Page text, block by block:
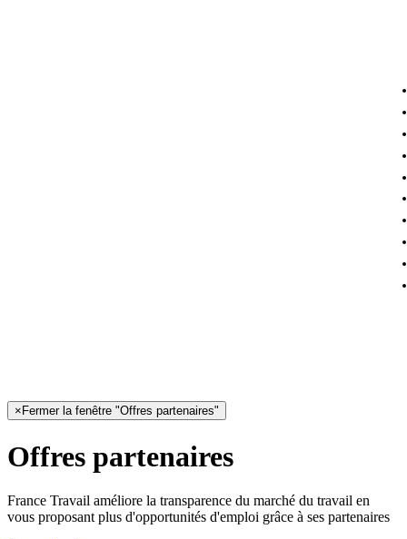
× Fermer la fenêtre "Offres partenaires"
Offres partenaires
France Travail améliore la transparence du marché du travail en
vous proposant plus d'opportunités d'emploi grâce à ses partenaires